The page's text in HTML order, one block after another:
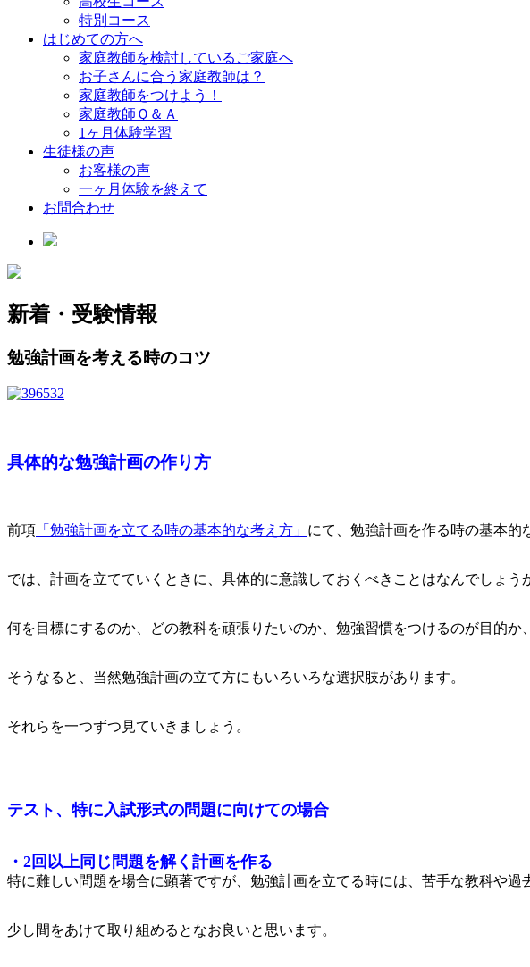
特別コース
はじめての方へ
家庭教師を検討しているご家庭へ
お子さんに合う家庭教師は？
家庭教師をつけよう！
家庭教師Ｑ＆Ａ
1ヶ月体験学習
生徒様の声
お客様の声
一ヶ月体験を終えて
お問合わせ
新着・受験情報
勉強計画を考える時のコツ
具体的な勉強計画の作り方
前項 「勉強計画を立てる時の基本的な考え方」 にて、勉強計画を作る時の基本的
では、計画を立てていくときに、具体的に意識しておくべきことはなんでしょう
何を目標にするのか、どの教科を頑張りたいのか、勉強習慣をつけるのが目的
そうなると、当然勉強計画の立て方にもいろいろな選択肢があります。
それらを一つずつ見ていきましょう。
テスト、特に入試形式の問題に向けての場合
・2回以上同じ問題を解く計画を作る
特に難しい問題を場合に顕著ですが、勉強計画を立てる時には、苦手な教科や
少し間をあけて取り組めるとなお良いと思います。